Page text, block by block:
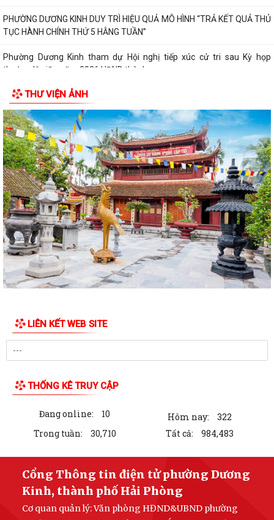
PHƯỜNG DƯƠNG KINH DUY TRÌ HIỆU QUẢ MÔ HÌNH “TRẢ KẾT QUẢ THỦ
TỤC HÀNH CHÍNH THỨ 5 HẰNG TUẦN”
Phường Dương Kinh tham dự Hội nghị tiếp xúc cử tri sau Kỳ họp
thường lệ giữa năm 2026 HĐND thành...
THƯ VIỆN ẢNH
LIÊN KẾT WEB SITE
THỐNG KÊ TRUY CẬP
Đang online: 10 Hôm nay:
322
Trong tuần:
30,710 Tất cả: 984,483
Cổng Thông tin điện tử phường Dương
Kinh, thành phố Hải Phòng
Cơ quan quản lý:Văn phòng HĐND&UBND phường